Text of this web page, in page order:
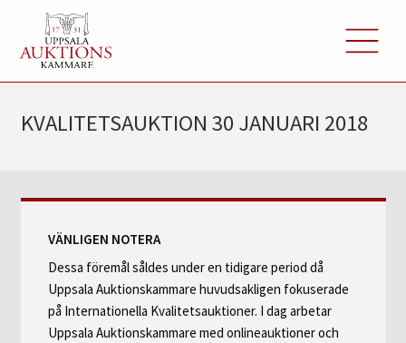
KVALITETSAUKTION 30 JANUARI 2018
VÄNLIGEN NOTERA
Dessa föremål såldes under en tidigare period då
Uppsala Auktionskammare huvudsakligen fokuserade
på Internationella Kvalitetsauktioner. I dag arbetar
Uppsala Auktionskammare med onlineauktioner och